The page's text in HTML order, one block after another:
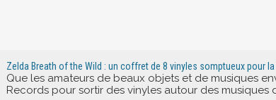
Zelda Breath of the Wild : un coffret de 8 vinyles somptueux pour la
Que les amateurs de beaux objets et de musiques
Records pour sortir des vinyles autour des